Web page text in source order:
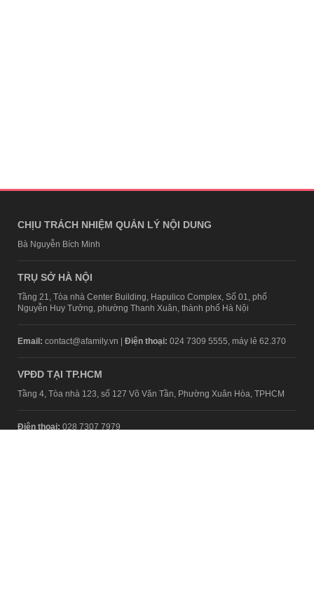
CHỊU TRÁCH NHIỆM QUẢN LÝ NỘI DUNG
Bà Nguyễn Bích Minh
TRỤ SỞ HÀ NỘI
Tầng 21, Tòa nhà Center Building, Hapulico Complex, Số 01, phố
Nguyễn Huy Tưởng, phường Thanh Xuân, thành phố Hà Nội
Email: contact@afamily.vn | Điện thoại: 024 7309 5555, máy lẻ 62.370
VPĐD TẠI TP.HCM
Tầng 4, Tòa nhà 123, số 127 Võ Văn Tần, Phường Xuân Hòa, TPHCM
Điện thoại: 028 7307 7979